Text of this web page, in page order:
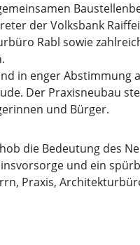
der Volksbank
Rabl sowie
in enger Abstimmung
Der Praxisneubau
und Bürger.
die Bedeutung des
und ein
Praxis,